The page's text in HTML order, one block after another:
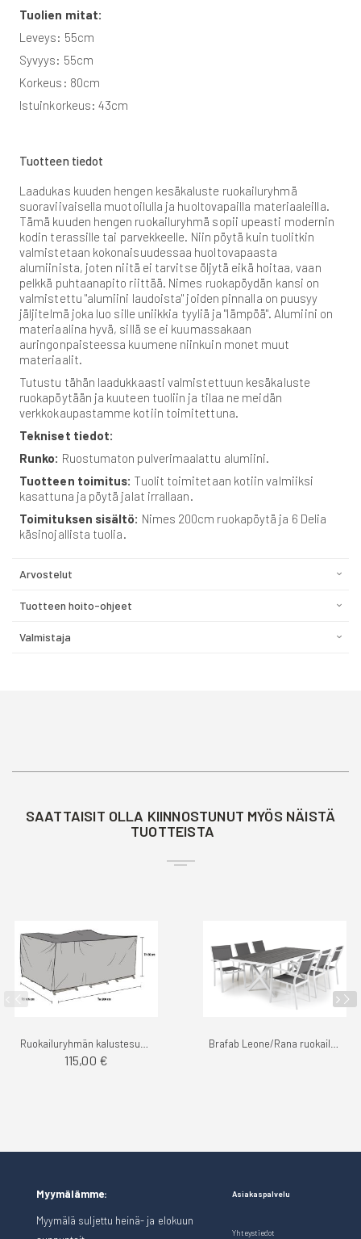
Tuolien mitat:
Leveys: 55cm
Syvyys: 55cm
Korkeus: 80cm
Istuinkorkeus: 43cm
Tuotteen tiedot
Laadukas kuuden hengen kesäkaluste ruokailuryhmä
suoraviivaisella muotoilulla ja huoltovapailla materiaaleilla.
Tämä kuuden hengen ruokailuryhmä sopii upeasti modernin
kodin terassille tai parvekkeelle. Niin pöytä kuin tuolitkin
valmistetaan kokonaisuudessaa huoltovapaasta
alumiinista, joten niitä ei tarvitse öljytä eikä hoitaa, vaan
pelkkä puhtaanapito riittää. Nimes ruokapöydän kansi on
valmistettu "alumiini laudoista" joiden pinnalla on puusyy
jäljitelmä joka luo sille uniikkia tyyliä ja "lämpöä". Alumiini on
materiaalina hyvä, sillä se ei kuumassakaan
auringonpaisteessa kuumene niinkuin monet muut
materiaalit.
Tutustu tähän laadukkaasti valmistettuun kesäkaluste
ruokapöytään ja kuuteen tuoliin ja tilaa ne meidän
verkkokaupastamme kotiin toimitettuna.
Tekniset tiedot:
Runko: Ruostumaton pulverimaalattu alumiini.
Tuotteen toimitus: Tuolit toimitetaan kotiin valmiiksi
kasattuna ja pöytä jalat irrallaan.
Toimituksen sisältö: Nimes 200cm ruokapöytä ja 6 Delia
käsinojallista tuolia.
Arvostelut
Tuotteen hoito-ohjeet
Valmistaja
SAATTAISIT OLLA KIINNOSTUNUT MYÖS NÄISTÄ
TUOTTEISTA
115,00 €
Myymälämme:
Myymälä suljettu heinä- ja elokuun
Asiakaspalvelu
Yhteystiedot